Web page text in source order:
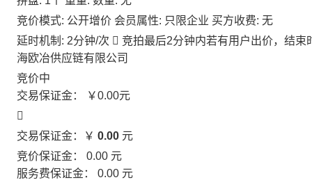
竞价模式: 公开增价 会员属性: 只限企业 买方收费: 无
延时机制: 2分钟/次  竞拍最后2分钟内若有用户出价，结
海欧冶供应链有限公司
竞价中
交易保证金：
￥0.00元

交易保证金：￥ 0.00 元
竞价保证金： 0.00 元
服务费保证金： 0.00 元